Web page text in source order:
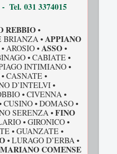
Tel. 031 3374015
REBBIO •
• APPIANO
AROSIO • ASSO •
• CABIATE •
INTIMIANO •
CASNATE •
D’INTELVI •
• CIVENNA •
CUSINO • DOMASO •
SERENZA • FINO
• GIRONICO •
• GUANZATE •
• LURAGO D’ERBA •
MARIANO COMENSE